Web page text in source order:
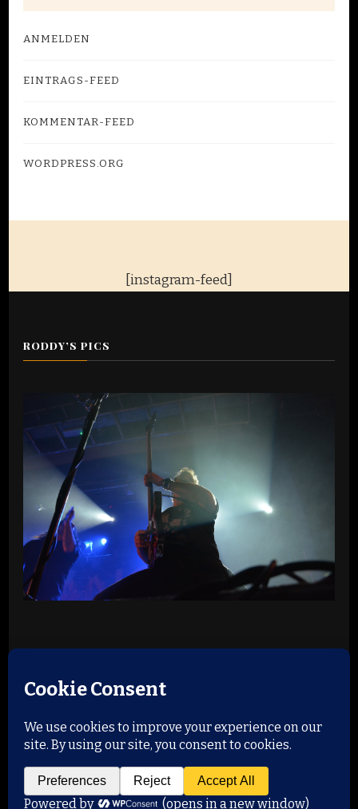
ANMELDEN
EINTRAGS-FEED
KOMMENTAR-FEED
WORDPRESS.ORG
[instagram-feed]
RODDY’S PICS
Alle Rechte vorbehalten.Yummy Recipe | Entwickelt
vonBlossom Themes. Präsentiert vonWordPress
Datenschutzerklärung